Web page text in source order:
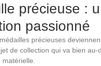
précieuse :
passionné
précieuses
de collection qui va bien au-